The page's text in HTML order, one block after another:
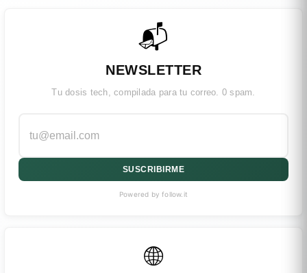
📬
NEWSLETTER
Tu dosis tech, compilada para tu correo. 0 spam.
SUSCRIBIRME
Powered by follow.it
🌐